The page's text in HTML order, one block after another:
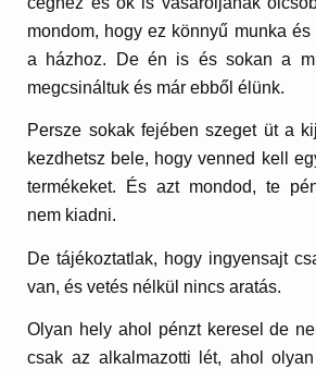
mondom, hogy ez könnyű munka
a házhoz. De én is és sokan a
megcsináltuk és már ebből élünk.
Persze sokak fejében szeget üt a
kezdhetsz bele, hogy venned kell
termékeket. És azt mondod, te
nem kiadni.
De tájékoztatlak, hogy ingyensajt
van, és vetés nélkül nincs aratás.
Olyan hely ahol pénzt keresel de
csak az alkalmazotti lét, ahol